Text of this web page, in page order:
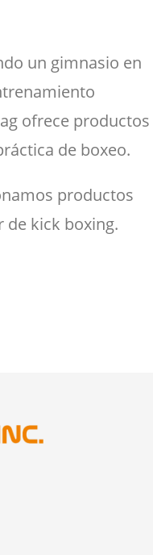
un gimnasio en
ofrece productos
de boxeo.
productos
de kick boxing.